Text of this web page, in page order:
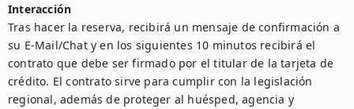
Interacción
Tras hacer la reserva, recibirá un mensaje de confirmación a
su E-Mail/Chat y en los siguientes 10 minutos recibirá el
contrato que debe ser firmado por el titular de la tarjeta de
crédito. El contrato sirve para cumplir con la legislación
regional, además de proteger al huésped, agencia y